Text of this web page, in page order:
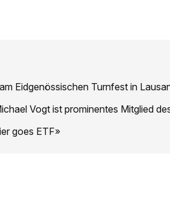
Eidgenössischen Turnfest in
Vogt ist prominentes Mitglied
goes ETF»